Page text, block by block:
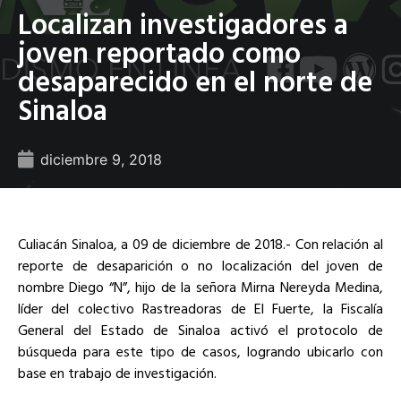
Localizan investigadores a
joven reportado como
desaparecido en el norte de
Sinaloa
diciembre 9, 2018
Culiacán Sinaloa, a 09 de diciembre de 2018.- Con relación al
reporte de desaparición o no localización del joven de
nombre Diego “N”, hijo de la señora Mirna Nereyda Medina,
líder del colectivo Rastreadoras de El Fuerte, la Fiscalía
General del Estado de Sinaloa activó el protocolo de
búsqueda para este tipo de casos, logrando ubicarlo con
base en trabajo de investigación.